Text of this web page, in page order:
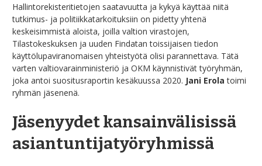
Hallintorekisteritietojen saatavuutta ja kykyä käyttää niitä
tutkimus- ja politiikkatarkoituksiin on pidetty yhtenä
keskeisimmistä aloista, joilla valtion virastojen,
Tilastokeskuksen ja uuden Findatan toissijaisen tiedon
käyttölupaviranomaisen yhteistyötä olisi parannettava. Tätä
varten valtiovarainministeriö ja OKM käynnistivät työryhmän,
joka antoi suositusraportin kesäkuussa 2020. Jani Erola toimi
ryhmän jäsenenä.
Jäsenyydet kansainvälisissä
asiantuntijatyöryhmissä